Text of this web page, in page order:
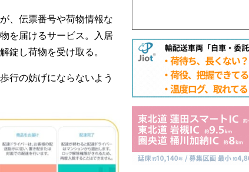
、伝票番号や荷物情報な
を届けるサービス。入居
錠し荷物を受け取る。
行の妨げにならないよう